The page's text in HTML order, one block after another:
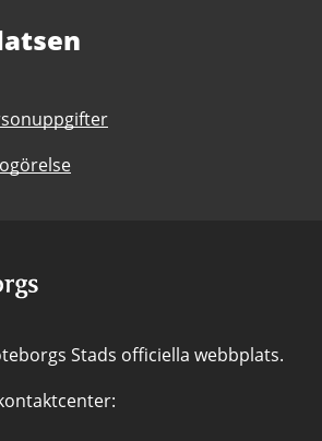
Stads officiella webbplats.